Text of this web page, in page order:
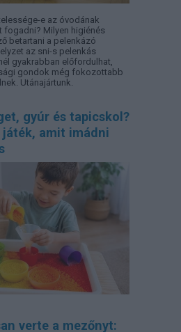
e az óvodának
fogadni? Milyen higiénés
betartani a pelenkázó
az sni-s pelenkás
gyakrabban előfordulhat,
gondok még fokozottabb
Utánajártunk.
gyúr és tapicskol?
játék, amit imádni
verte a mezőnyt: